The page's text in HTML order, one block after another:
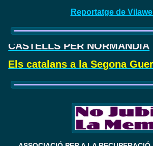
Reportatge de
CASTELLS PER NORMANDIA
Els catalans a la Segona